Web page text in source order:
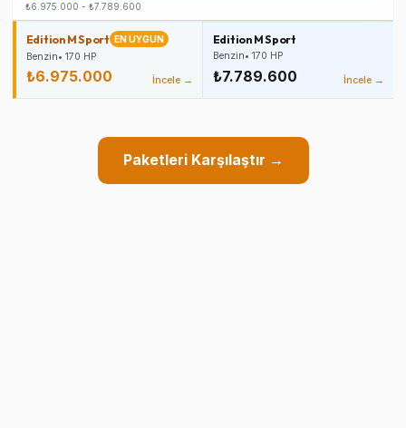
₺6.975.000 - ₺7.789.600
Edition M Sport EN UYGUN
Benzin• 170 HP
₺6.975.000 İncele →
Edition M Sport
Benzin• 170 HP
₺7.789.600 İncele →
Paketleri Karşılaştır →